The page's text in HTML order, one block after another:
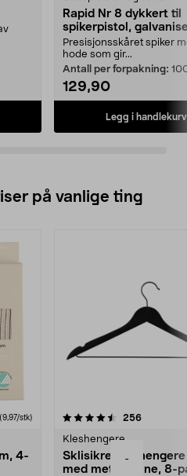
-
Rapid Nr 8 dykkert til
spikerpistol,
spiker
Presisjonsskåret spiker
hode som gir...
Antall per forpakning:
129,90
Legg i handlekurv
på vanlige ting
(9,97/stk)
4-
256
Kleshengere
Sklisikre
med metallpinne, 8-
4.5av 5 stjerner